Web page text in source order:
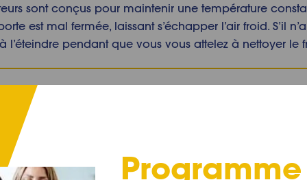
sont conçus pour maintenir une température
est mal fermée, laissant s’échapper l’air froid. S’il
pendant que vous vous attelez à nettoyer le
règles du jeu, êtes-vous prêt à apprendre comment
le matériel nécessaire pour le
frigo
Programme